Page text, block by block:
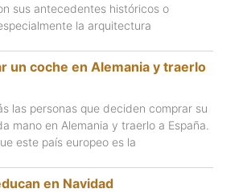
sus antecedentes históricos o
la arquitectura
un coche en Alemania y traerlo
las personas que deciden comprar su
mano en Alemania y traerlo a España.
este país europeo es la
en Navidad